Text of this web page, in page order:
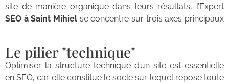
site de manière organique dans leurs résultats, l’Expert
SEO à Saint Mihiel se concentre sur trois axes principaux
:
Le pilier "technique"
Optimiser la structure technique d’un site est essentielle
en SEO, car elle constitue le socle sur lequel repose toute